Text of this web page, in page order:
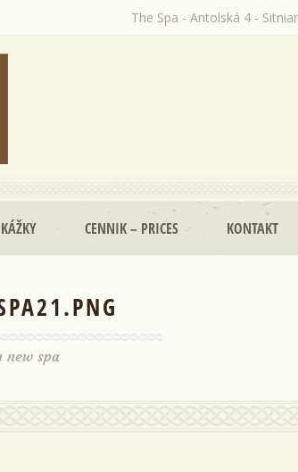
The Spa - Antolská 4 -
CENNIK – PRICES KONTAKT
new spa